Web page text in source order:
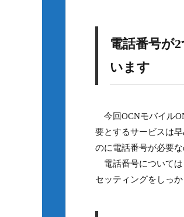
電話番号が
います
今回OCNモバイル
要とするサービスは
のに電話番号が必要
電話番号については
セッティングをしっ